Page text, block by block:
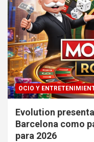
OCIO Y
Evolution
Barcelona como
para 2026